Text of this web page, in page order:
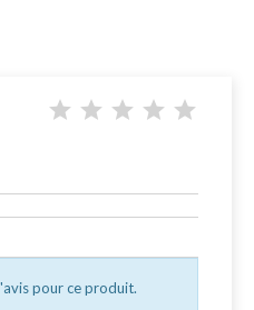
pour ce produit.